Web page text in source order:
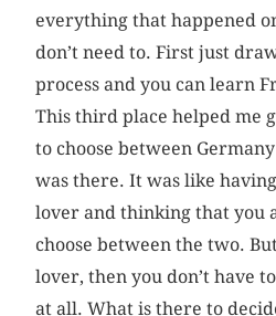
everything that happened
don’t need to. First just
process and you can learn
This third place helped me
to choose between
was there. It was like
lover and thinking that you
choose between the two.
lover, then you don’t have
at all. What is there to